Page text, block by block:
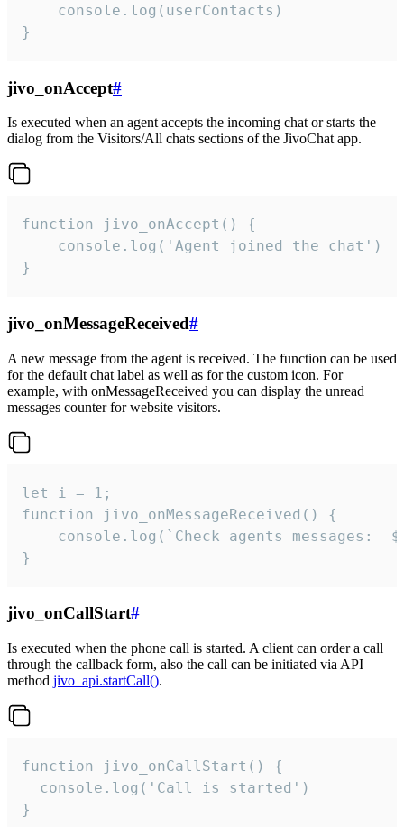
    console.log(userContacts)
}
jivo_onAccept#
Is executed when an agent accepts the incoming chat or starts the
dialog from the Visitors/All chats sections of the JivoChat app.
function jivo_onAccept() {
}
jivo_onMessageReceived#
A new message from the agent is received. The function can be used
for the default chat label as well as for the custom icon. For
example, with onMessageReceived you can display the unread
messages counter for website visitors.
let i = 1;
function jivo_onMessageReceived() {
}
jivo_onCallStart#
Is executed when the phone call is started. A client can order a call
through the callback form, also the call can be initiated via API
method jivo_api.startCall().
function jivo_onCallStart() {
  console.log('Call is started')
}